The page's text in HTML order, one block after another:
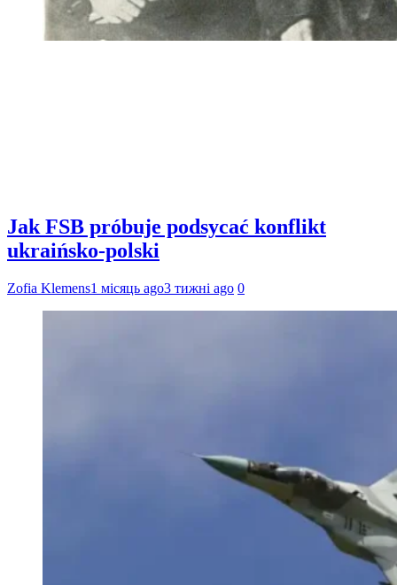
Jak FSB próbuje podsycać konflikt
ukraińsko-polski
Zofia Klemens1 місяць ago3 тижні ago 0